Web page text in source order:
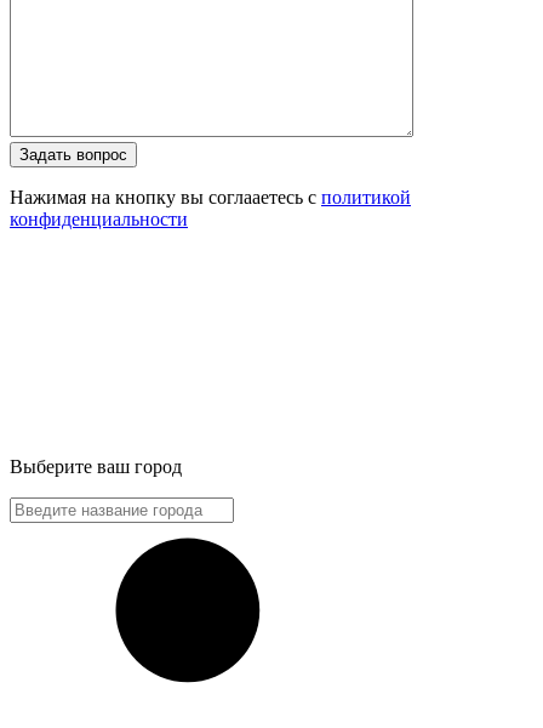
Задать вопрос
Нажимая на кнопку вы соглааетесь с политикой
конфиденциальности
Выберите ваш город